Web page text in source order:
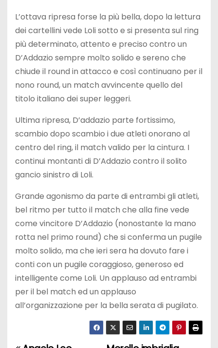
L’ottava ripresa forse la più bella, dopo la lettura
dei cartellini vede Loli sotto e si presenta sul ring
più determinato, attento e preciso contro un
D’Addazio sempre molto solido e sereno che
chiude il round in attacco e così continuano per il
nono round, un match avvincente quello del
titolo italiano dei super leggeri.
Ultima ripresa, D’addazio parte fortissimo,
scambio dopo scambio i due atleti onorano al
centro del ring, il match valido per la cintura. I
continui montanti di D’Addazio contro il solito
gancio sinistro di Loli.
Grande agonismo da parte di entrambi gli atleti,
bel ritmo per tutto il match che alla fine vede
come vincitore D’Addazio (nonostante la mano
rotta nel primo round) che si conferma un pugile
molto solido, ma che ieri sera ha dovuto fare i
conti con un pugile coraggioso, generoso ed
intelligente come Loli. Un applauso ad entrambi
per il bel match ed un applauso
all’organizzazione per la bella serata di pugilato.